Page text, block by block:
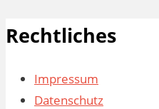
Rechtliches
Impressum
Datenschutz